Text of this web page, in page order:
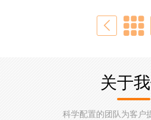
关于
科学配置的团队为客户